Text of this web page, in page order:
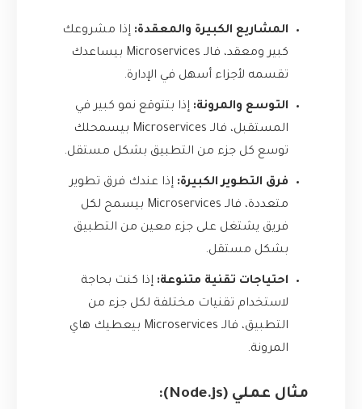
المشاريع الكبيرة والمعقدة: إذا مشروعك
كبير ومعقد، فالـ Microservices بيساعدك
تقسمه لأجزاء أسهل في الإدارة.
التوسع والمرونة: إذا بتتوقع نمو كبير في
المستقبل، فالـ Microservices بيسمحلك
توسع كل جزء من التطبيق بشكل مستقل.
فرق التطوير الكبيرة: إذا عندك فرق تطوير
متعددة، فالـ Microservices بيسمح لكل
فريق يشتغل على جزء معين من التطبيق
بشكل مستقل.
احتياجات تقنية متنوعة: إذا كنت بحاجة
لاستخدام تقنيات مختلفة لكل جزء من
التطبيق، فالـ Microservices بيعطيك هاي
المرونة.
مثال عملي (Node.js):